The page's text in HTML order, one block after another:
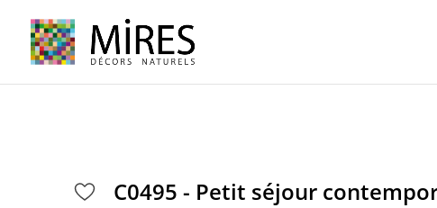
C0495 - Petit séjour